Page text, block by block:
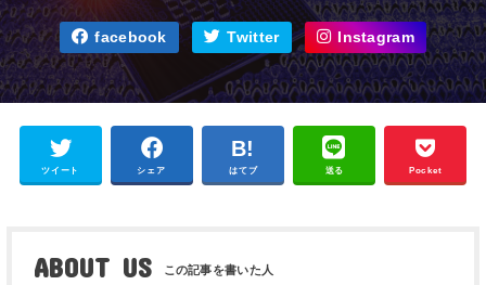
facebook Twitter Instagram
ツイート シェア はてブ 送る Pocket
ABOUT US